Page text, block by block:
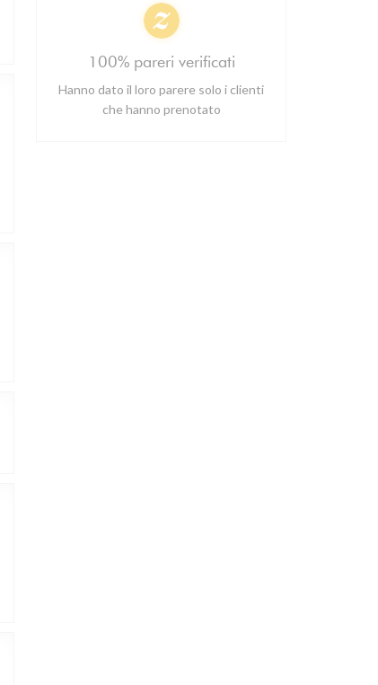
100% pareri verificati
Hanno dato il loro parere solo i clienti
che hanno prenotato